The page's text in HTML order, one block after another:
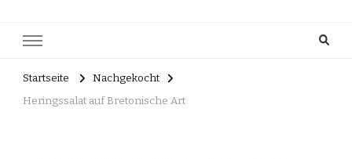
Startseite
Nachgekocht
Heringssalat auf Bretonische Art